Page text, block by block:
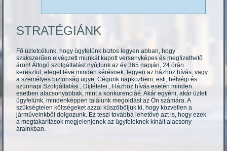
STRATÉGIÁNK
Fő üzletcélunk, hogy ügyfelünk biztos legyen abban, hogy
szakszerűen elvégzett munkát kapott versenyképes és megfizethető
áron! Átfogó szolgáltatást nyújtunk az év 365 napján, 24 órán
keresztül, eleget téve minden kérésnek, legyen az házhoz hívás, vagy
a személyes biztonság ügye. Cégünk napközbeni, esti, hétvégi és
szünnapi Szolgáltatási , Díjtételei , Házhoz hívás esetén minden
esetben alacsonyabbak, mint a konkurenciáé. Akár egyéni, akár üzleti
ügyfelünk, mindenképpen találunk megoldást az Ön számára. A
szükségtelen költségeket azzal küszöböljük ki, hogy közvetlen a
járműveinkből dolgozunk. Ez teszi továbbá lehetővé azt is, hogy ezek
a megtakarítások megjelenjenek az ügyfeleknek kínált alacsony
árainkban.